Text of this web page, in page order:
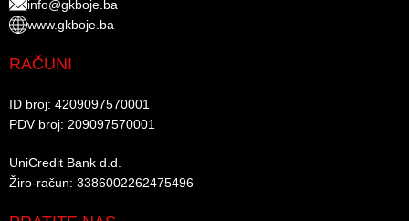
info@gkboje.ba
www.gkboje.ba
RAČUNI
ID broj: 4209097570001​
PDV broj: 209097570001 ​
UniCredit Bank d.d.​
Žiro-račun: 3386002262475496​​